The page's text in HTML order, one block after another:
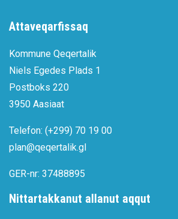
Attaveqarfissaq
Kommune Qeqertalik
Niels Egedes Plads 1
Postboks 220
3950 Aasiaat
Telefon: (+299) 70 19 00
plan@qeqertalik.gl
GER-nr: 37488895
Nittartakkanut allanut aqqut